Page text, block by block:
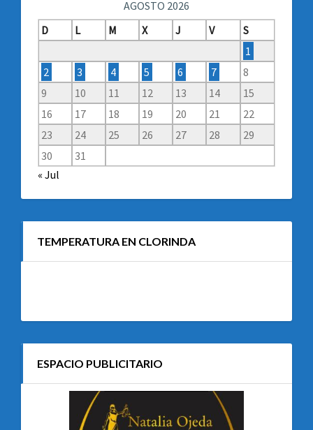
AGOSTO 2026
D
L M X J V
S
1
2
3 4 5 6 7
8
9
10 11 12 13 14
15
16
17 18 19 20 21
22
23
24 25 26 27 28
29
30
31
« Jul
TEMPERATURA EN CLORINDA
ESPACIO PUBLICITARIO